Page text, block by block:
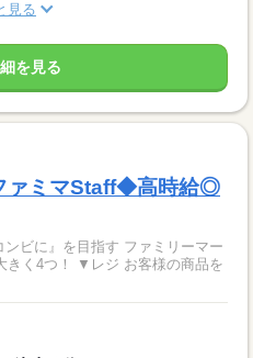
見る
を見る
ァミマStaff◆高時給◎
ビに』を目指す ファミリーマー